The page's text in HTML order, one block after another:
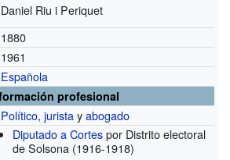
Daniel Riu i Periquet
1880
1961
Española
profesional
Político,juristayabogado
Diputado a Cortespor Distrito electoral
de Solsona (1916-1918)